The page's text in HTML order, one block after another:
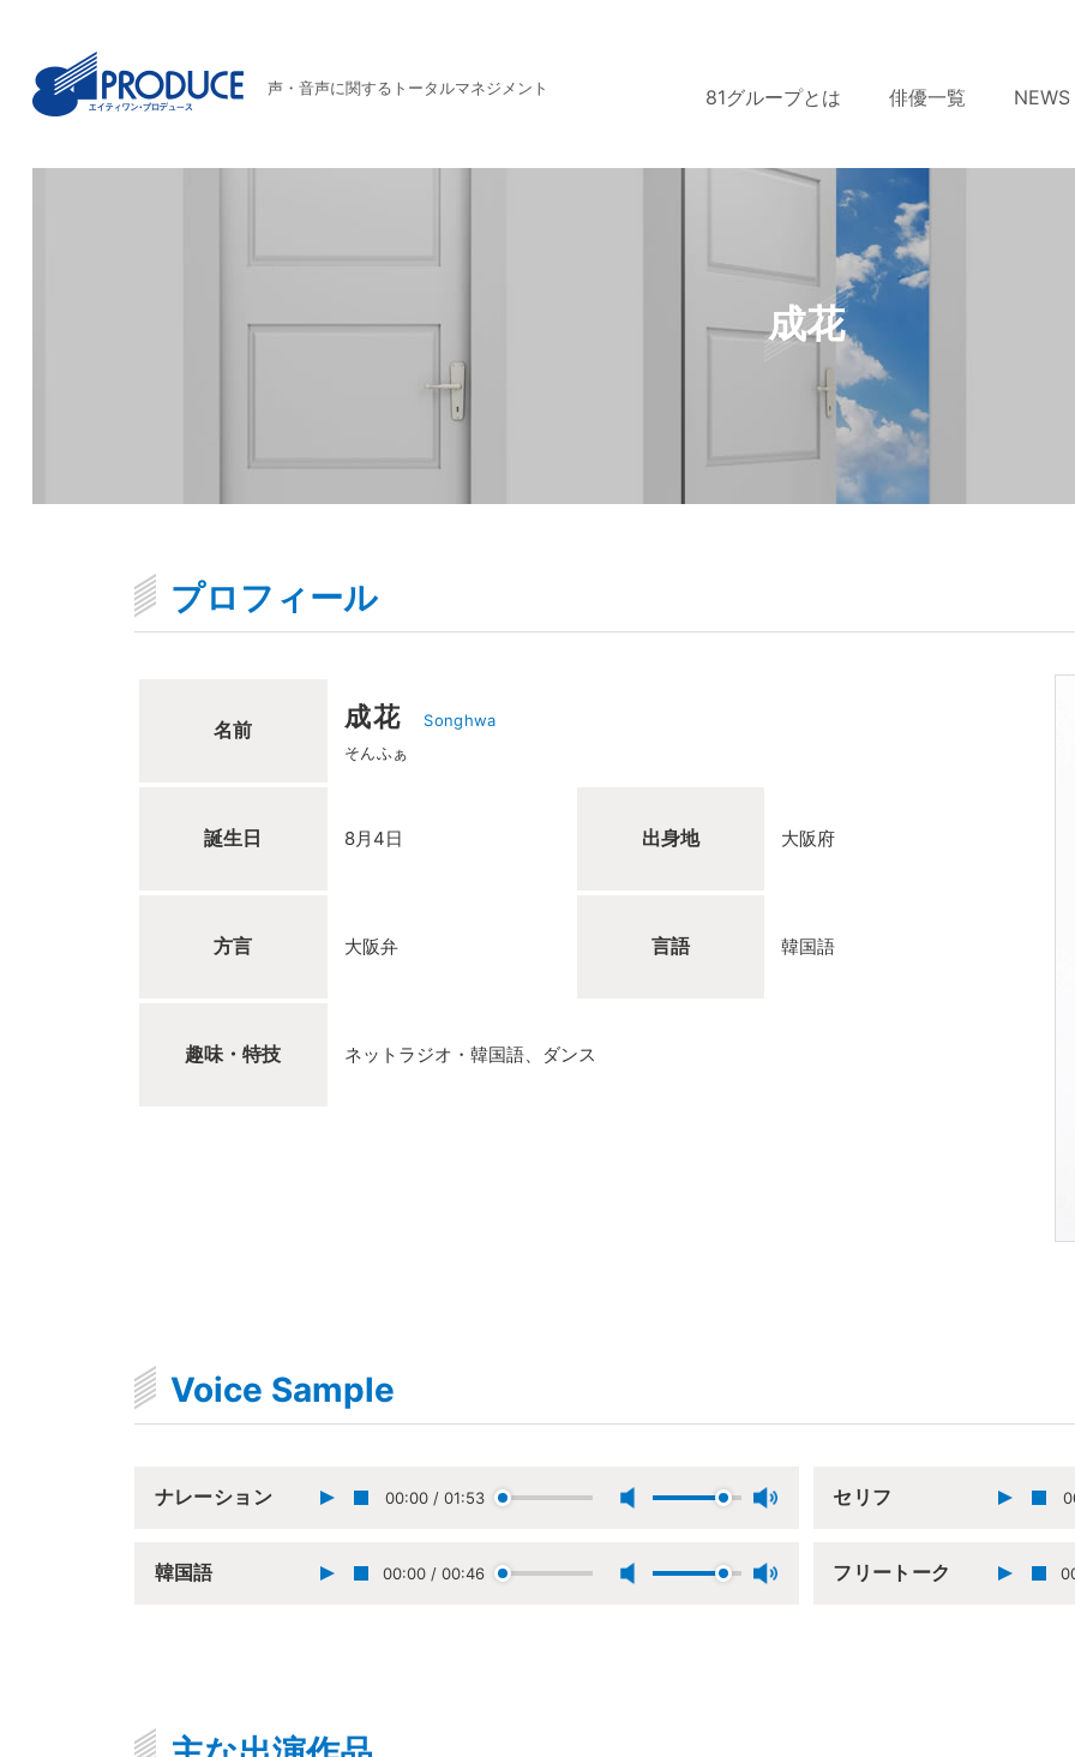
声・音声に関するトータルマネジメント 81グループとは 俳優一覧 NEWS
成花
プロフィール
名前 成花
Songhwa
そんふぁ
誕生日 8月4日 出身地 大阪府
方言 大阪弁 言語 韓国語
趣味・特技 ネットラジオ・韓国語、ダンス
Voice Sample
ナレーション 00:00 / 01:53 セリフ
韓国語 00:00 / 00:46 フリートーク